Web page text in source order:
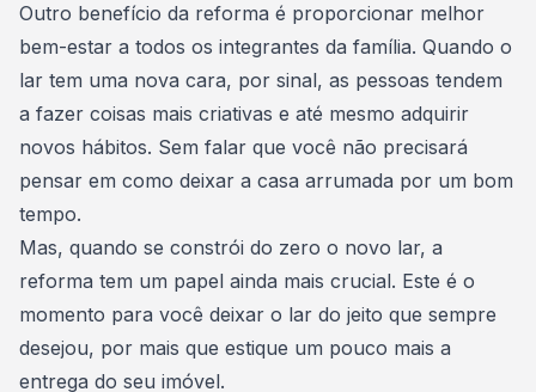
Outro benefício da reforma é proporcionar melhor
bem-estar a todos os integrantes da família. Quando o
lar tem uma nova cara, por sinal, as pessoas tendem
a fazer coisas mais criativas e até mesmo adquirir
novos hábitos. Sem falar que você não precisará
pensar em como deixar a casa arrumada por um bom
tempo.
Mas, quando se constrói do zero o novo lar, a
reforma tem um papel ainda mais crucial. Este é o
momento para você deixar o lar do jeito que sempre
desejou, por mais que estique um pouco mais a
entrega do seu imóvel.